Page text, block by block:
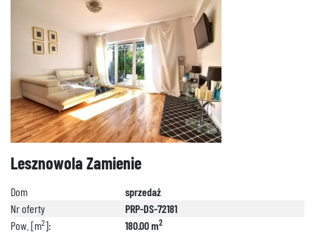
Lesznowola Zamienie
Dom
sprzedaż
Nr oferty
PRP-DS-72181
Pow. [m2]: 180.00 m2